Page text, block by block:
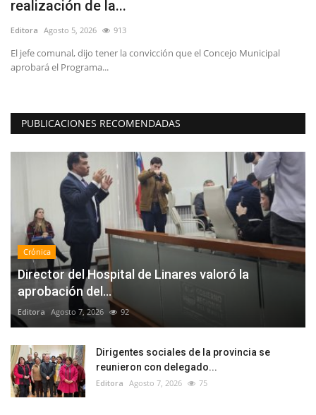
realización de la...
Editora Agosto 5, 2026 913
El jefe comunal, dijo tener la convicción que el Concejo Municipal
aprobará el Programa...
PUBLICACIONES RECOMENDADAS
Crónica
Director del Hospital de Linares valoró la
aprobación del...
Editora Agosto 7, 2026 92
Dirigentes sociales de la provincia se
reunieron con delegado...
Editora Agosto 7, 2026 75